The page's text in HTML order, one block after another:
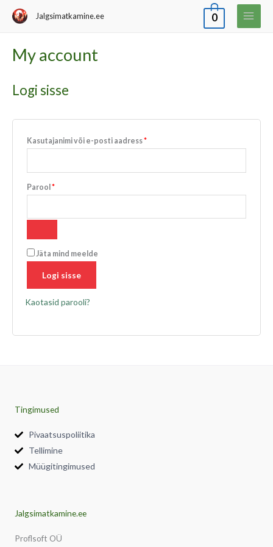
Jalgsimatkamine.ee 0
My account
Logi sisse
Kasutajanimi või e-posti aadress*
Parool *
Nõutud
Jäta mind meelde
Logi sisse
Kaotasid parooli?
Tingimused
Pivaatsuspoliitika
Tellimine
Müügitingimused
Jalgsimatkamine.ee
Proflsoft OÜ